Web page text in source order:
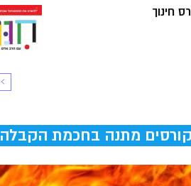
חינוך
קורסים מתנה בחכמת הקבלה